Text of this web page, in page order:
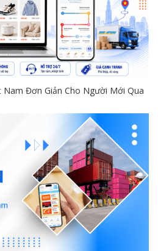
Nam Đơn Giản Cho Người Mới Qua